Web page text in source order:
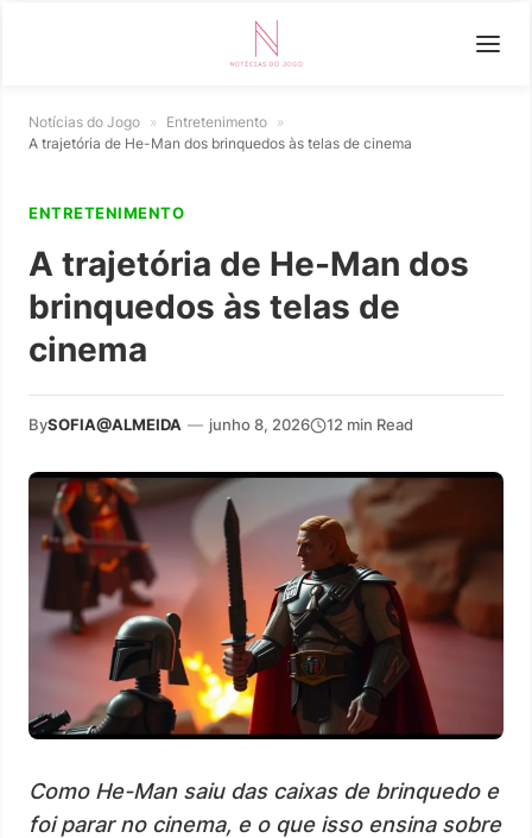
Notícias do Jogo » Entretenimento »
A trajetória de He-Man dos brinquedos às telas de cinema
ENTRETENIMENTO
A trajetória de He-Man dos
brinquedos às telas de
cinema
BySOFIA@ALMEIDA — junho 8, 2026 12 min Read
Como He-Man saiu das caixas de brinquedo e
foi parar no cinema, e o que isso ensina sobre